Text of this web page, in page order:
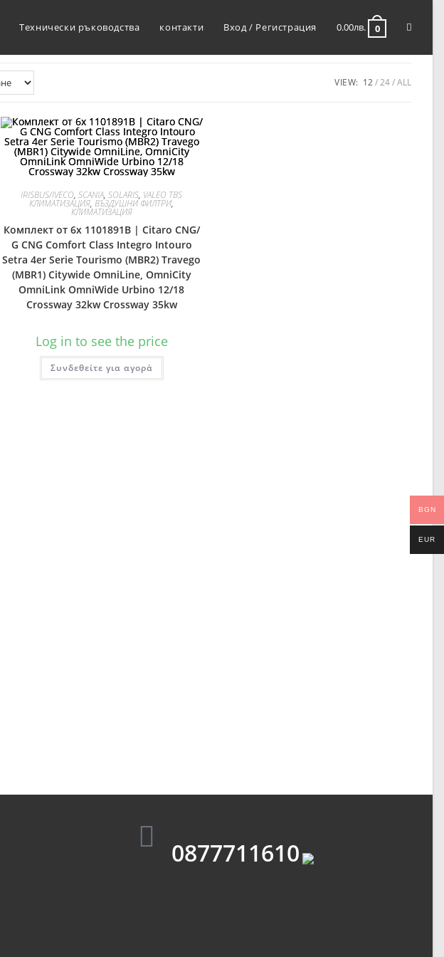
Технически ръководства контакти Вход / Регистрация 0.00лв. 0
VIEW: 12 24 ALL
IRISBUS/IVECO,SCANIA,SOLARIS, VALEO TBS
КЛИМАТИЗАЦИЯ,ВЪЗДУШНИ ФИЛТРИ,
КЛИМАТИЗАЦИЯ
Комплект от 6x 1101891B | Citaro CNG/
G CNG Comfort Class Integro Intouro
Setra 4er Serie Tourismo (MBR2) Travego
(MBR1) Citywide OmniLine, OmniCity
OmniLink OmniWide Urbino 12/18
Crossway 32kw Crossway 35kw
Log in to see the price
Συνδεθείτε για αγορά
0877711610
BGN
EUR